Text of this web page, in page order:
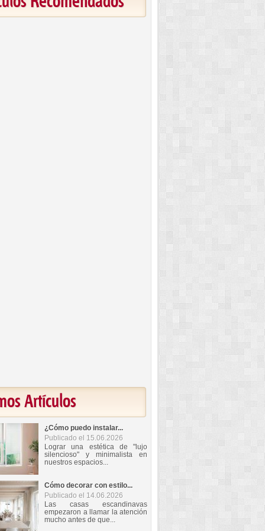
Artículos
¿Cómo puedo instalar...
Publicado el 15.06.2026
Lograr una estética de "lujo
silencioso" y minimalista en
nuestros espacios...
Cómo decorar con estilo...
Publicado el 14.06.2026
Las casas escandinavas
empezaron a llamar la atención
mucho antes de que...